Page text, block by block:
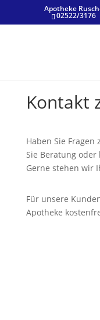
Apotheke
02522/3176
Kontakt
Haben Sie
Sie Beratung
Gerne stehen wir
Für unsere
Apotheke